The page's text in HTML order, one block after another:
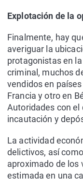
Explotación de la
Finalmente, hay
averiguar la
protagonistas en
criminal, muchos
vendidos en
Francia y otro en
Autoridades con el
incautación y
La actividad
delictivos, así
aproximado de los
estimada en una